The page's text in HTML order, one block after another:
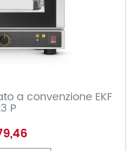
a convenzione EKF
P